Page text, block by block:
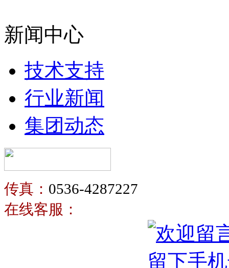
新闻中心
技术支持
行业新闻
集团动态
传真： 0536-4287227
在线客服：